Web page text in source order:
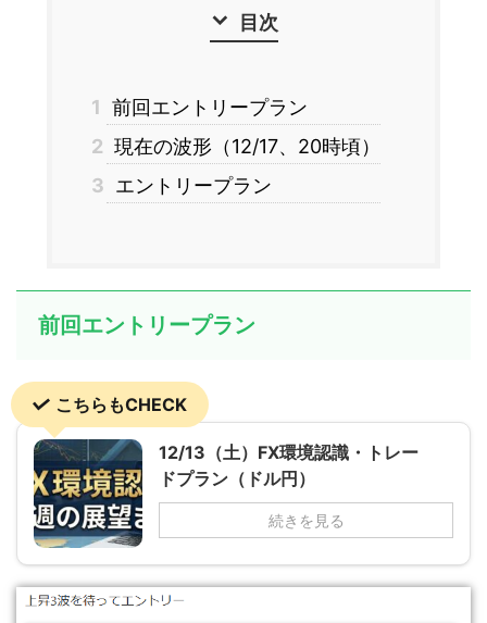
目次
1 前回エントリープラン
2 現在の波形（12/17、20時頃）
3 エントリープラン
前回エントリープラン
こちらもCHECK
12/13（土）FX環境認識・トレー
ドプラン（ドル円）
続きを見る